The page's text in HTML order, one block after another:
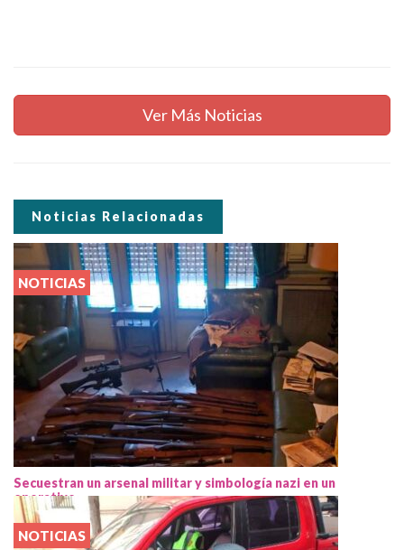
Ver Más Noticias
Noticias Relacionadas
NOTICIAS
Secuestran un arsenal militar y simbología nazi en un
operativo
NOTICIAS